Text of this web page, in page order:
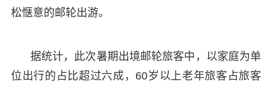
松惬意的邮轮出游。
据统计，此次暑期出境邮轮旅客中，以家庭为单
位出行的占比超过六成，60岁以上老年旅客占旅客